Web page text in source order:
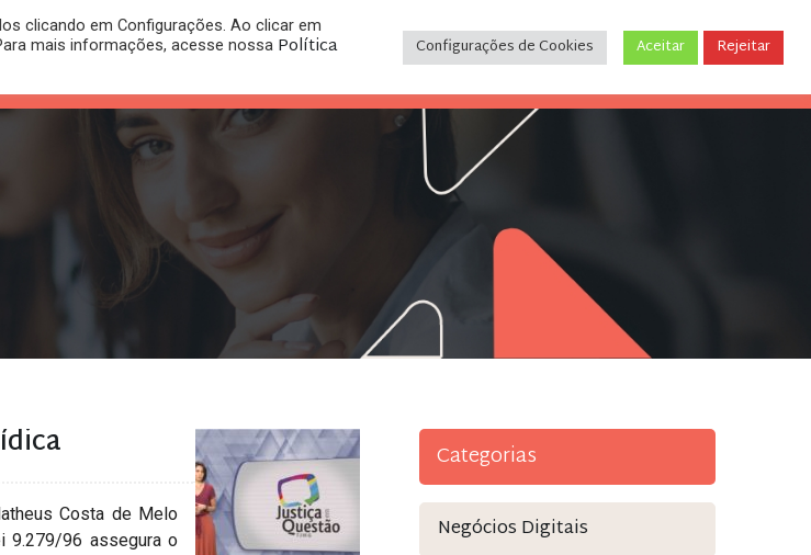
REGISTRO DE PUBLICAÇÕES CONTATO (31) 3243-9035
Costa de Melo
9.279/96 assegura o
Categorias
Negócios Digitais
clicando em Configurações. Ao clicar em
mais informações, acesse nossa Política Configurações de Cookies Aceitar Rejeitar